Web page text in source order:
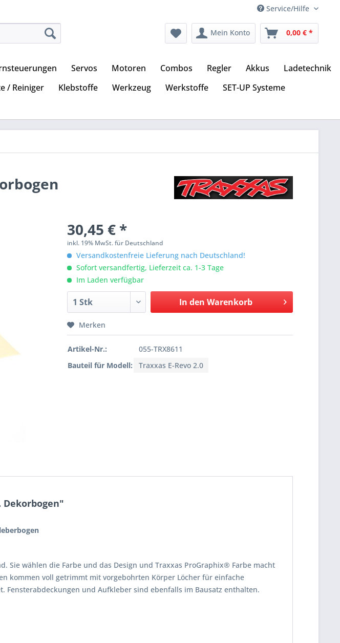
Service/Hilfe
Mein Konto 0,00 € *
Servos Motoren Combos Regler Akkus
Ladetechnik
/ Reiniger Klebstoffe Werkzeug Werkstoffe
SET-UP Systeme
30,45 € *
inkl. 19% MwSt. für Deutschland
Versandkostenfreie Lieferung nach Deutschland!
Sofort versandfertig, Lieferzeit ca. 1-3 Tage
Im Laden verfügbar
In den Warenkorb
Merken
Artikel-Nr.:
055-TRX8611
Bauteil für Modell:
Traxxas E-Revo 2.0
Sie wählen die Farbe und das Design und Traxxas ProGraphix® Farbe macht
kommen voll getrimmt mit vorgebohrten Körper Löcher für einfache
Fensterabdeckungen und Aufkleber sind ebenfalls im Bausatz enthalten.